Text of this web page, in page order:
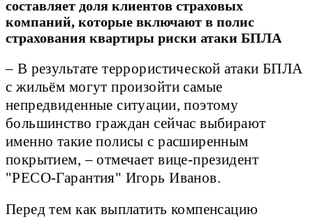
составляет доля клиентов страховых
компаний, которые включают в полис
страхования квартиры риски атаки БПЛА
– В результате террористической атаки БПЛА
с жильём могут произойти самые
непредвиденные ситуации, поэтому
большинство граждан сейчас выбирают
именно такие полисы с расширенным
покрытием, – отмечает вице-президент
"РЕСО-Гарантия" Игорь Иванов.
Перед тем как выплатить компенсацию